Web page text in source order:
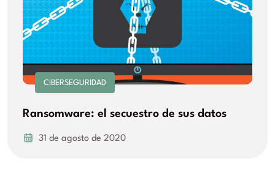
CIBERSEGURIDAD
Ransomware: el secuestro de sus datos
31 de agosto de 2020